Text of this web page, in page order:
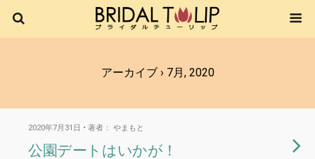
アーカイブ › 7月, 2020
2020年7月31日 • 著者： やまもと
公園デートはいかが！